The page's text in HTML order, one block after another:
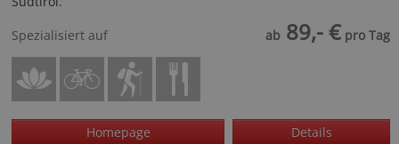
Spezialisiert auf
ab 89,- € pro Tag
Homepage Details